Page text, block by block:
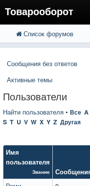
Товарооборот
FAQ
Вход
Расширенный поиск
Список форумов
Сообщения без ответов
Активные темы
Пользователи
Найти пользователя • Все A
S T U V W X Y Z Другая
Имя
пользователя
Звание